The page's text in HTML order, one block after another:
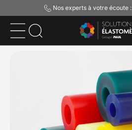
Nos experts à votre écoute :